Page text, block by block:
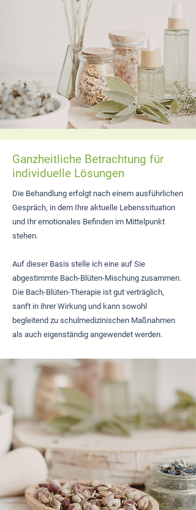
Ganzheitliche Betrachtung für
individuelle Lösungen
Die Behandlung erfolgt nach einem ausführlichen
Gespräch, in dem Ihre aktuelle Lebenssituation
und Ihr emotionales Befinden im Mittelpunkt
stehen.
Auf dieser Basis stelle ich eine auf Sie
abgestimmte Bach-Blüten-Mischung zusammen.
Die Bach-Blüten-Therapie ist gut verträglich,
sanft in ihrer Wirkung und kann sowohl
begleitend zu schulmedizinischen Maßnahmen
als auch eigenständig angewendet werden.